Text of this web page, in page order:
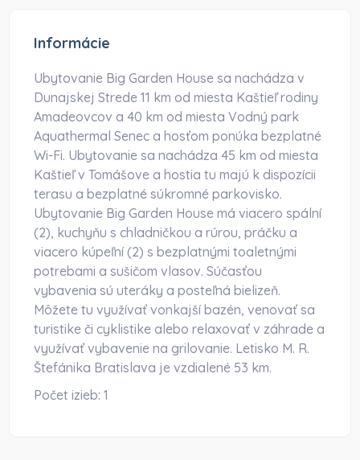
Informácie
Ubytovanie Big Garden House sa nachádza v
Dunajskej Strede 11 km od miesta Kaštieľ rodiny
Amadeovcov a 40 km od miesta Vodný park
Aquathermal Senec a hosťom ponúka bezplatné
Wi-Fi. Ubytovanie sa nachádza 45 km od miesta
Kaštieľ v Tomášove a hostia tu majú k dispozícii
terasu a bezplatné súkromné parkovisko.
Ubytovanie Big Garden House má viacero spální
(2), kuchyňu s chladničkou a rúrou, práčku a
viacero kúpeľní (2) s bezplatnými toaletnými
potrebami a sušičom vlasov. Súčasťou
vybavenia sú uteráky a posteľná bielizeň.
Môžete tu využívať vonkajší bazén, venovať sa
turistike či cyklistike alebo relaxovať v záhrade a
využívať vybavenie na grilovanie. Letisko M. R.
Štefánika Bratislava je vzdialené 53 km.
Počet izieb:1